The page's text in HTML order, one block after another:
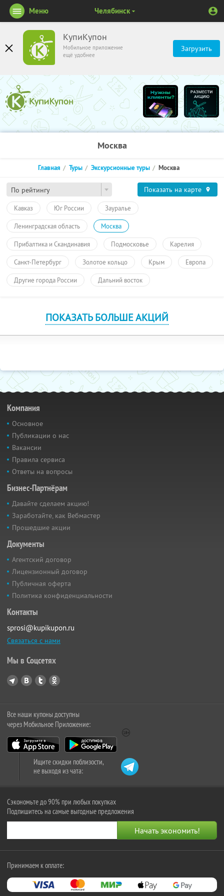
КупиКупон
Мобильное приложение
ещё удобнее
Загрузить
Меню Челябинск
Москва
По рейтингу
Главная Туры Экскурсионные туры Москва
Показать на карте
Кавказ Юг России Зауралье
Ленинградская область Москва
Прибалтика и Скандинавия Подмосковье Карелия
Санкт-Петербург Золотое кольцо Крым Европа
Другие города России Дальний восток
ПОКАЗАТЬ БОЛЬШЕ АКЦИЙ
Компания
Основное
Публикации о нас
Вакансии
Правила сервиса
Ответы на вопросы
Бизнес-Партнёрам
Давайте сделаем акцию!
Заработайте, как Вебмастер
Прошедшие акции
Документы
Агентский договор
Лицензионный договор
Публичная оферта
Политика конфиденциальности
Контакты
sprosi@kupikupon.ru
Связаться с нами
Мы в Соцсетях
Все наши купоны доступны
через Мобильное Приложение:
Ищите скидки поблизости,
не выходя из чата:
Сэкономьте до 90% при любых покупках
Подпишитесь на самые выгодные предложения
Принимаем к оплате: